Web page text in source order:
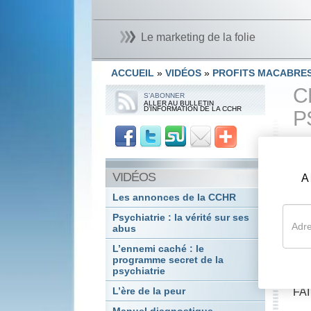
Le marketing de la folie
ACCUEIL » VIDÉOS » PROFITS
S’ABONNER
ALLER AU BULLETIN
D’INFORMATION DE LA CCHR
VIDÉOS
Les annonces de la CCHR
Psychiatrie : la vérité sur ses
abus
L’ennemi caché : le
programme secret de la
psychiatrie
L’ère de la peur